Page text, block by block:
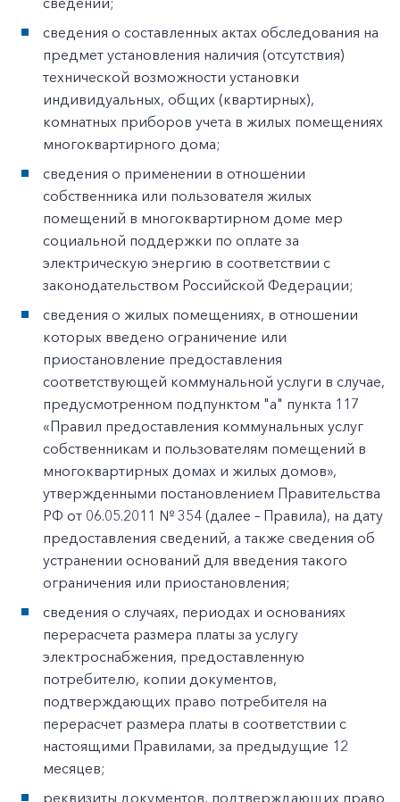
сведения о составленных актах обследования на
предмет установления наличия (отсутствия)
технической возможности установки
индивидуальных, общих (квартирных),
комнатных приборов учета в жилых помещениях
многоквартирного дома;
сведения о применении в отношении
собственника или пользователя жилых
помещений в многоквартирном доме мер
социальной поддержки по оплате за
электрическую энергию в соответствии с
законодательством Российской Федерации;
сведения о жилых помещениях, в отношении
которых введено ограничение или
приостановление предоставления
соответствующей коммунальной услуги в случае,
предусмотренном подпунктом "а" пункта 117
«Правил предоставления коммунальных услуг
собственникам и пользователям помещений в
многоквартирных домах и жилых домов»,
утвержденными постановлением Правительства
РФ от 06.05.2011 № 354 (далее – Правила), на дату
предоставления сведений, а также сведения об
устранении оснований для введения такого
ограничения или приостановления;
сведения о случаях, периодах и основаниях
перерасчета размера платы за услугу
электроснабжения, предоставленную
потребителю, копии документов,
подтверждающих право потребителя на
перерасчет размера платы в соответствии с
настоящими Правилами, за предыдущие 12
месяцев;
реквизиты документов, подтверждающих право